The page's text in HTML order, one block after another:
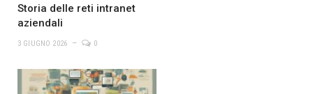
Storia delle reti intranet
aziendali
3 GIUGNO 2026 0